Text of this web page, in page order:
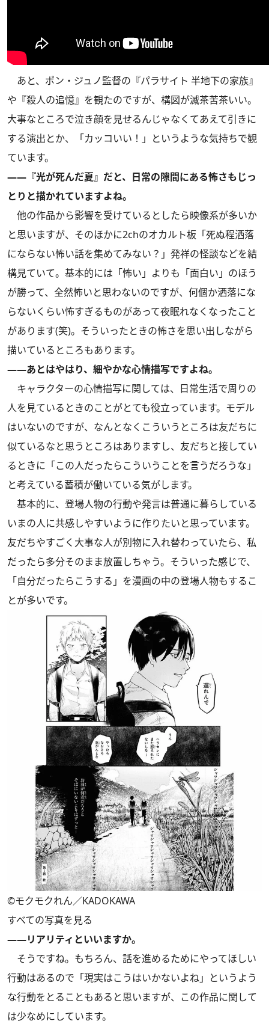
あと、ポン・ジュノ監督の『パラサイト 半地下の家族』
や『殺人の追憶』を観たのですが、構図が滅茶苦茶いい。
大事なところで泣き顔を見せるんじゃなくてあえて引きに
する演出とか、「カッコいい！」というような気持ちで観
ています。
――『光が死んだ夏』だと、日常の隙間にある怖さもじっ
とりと描かれていますよね。
他の作品から影響を受けているとしたら映像系が多いか
と思いますが、そのほかに2chのオカルト板「死ぬ程洒落
にならない怖い話を集めてみない？」発祥の怪談などを結
構見ていて。基本的には「怖い」よりも「面白い」のほう
が勝って、全然怖いと思わないのですが、何個か洒落にな
らないくらい怖すぎるものがあって夜眠れなくなったこと
があります(笑)。そういったときの怖さを思い出しながら
描いているところもあります。
――あとはやはり、細やかな心情描写ですよね。
キャラクターの心情描写に関しては、日常生活で周りの
人を見ているときのことがとても役立っています。モデル
はいないのですが、なんとなくこういうところは友だちに
似ているなと思うところはありますし、友だちと接してい
るときに「この人だったらこういうことを言うだろうな」
と考えている蓄積が働いている気がします。
基本的に、登場人物の行動や発言は普通に暮らしている
いまの人に共感しやすいように作りたいと思っています。
友だちやすごく大事な人が別物に入れ替わっていたら、私
だったら多分そのまま放置しちゃう。そういった感じで、
「自分だったらこうする」を漫画の中の登場人物もするこ
とが多いです。
©モクモクれん／KADOKAWA
すべての写真を見る
――リアリティといいますか。
そうですね。もちろん、話を進めるためにやってほしい
行動はあるので「現実はこうはいかないよね」というよう
な行動をとることもあると思いますが、この作品に関して
は少なめにしています。